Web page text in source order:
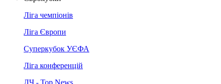
Ліга чемпіонів
Ліга Європи
Суперкубок УЄФА
Ліга конференцій
ЛЧ - Top News